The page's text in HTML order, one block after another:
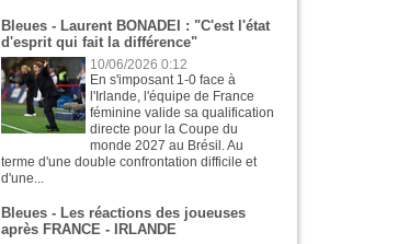
Bleues - Laurent BONADEI : "C'est l'état
d'esprit qui fait la différence"
10/06/2026 0:12
En s'imposant 1-0 face à
l'Irlande, l'équipe de France
féminine valide sa qualification
directe pour la Coupe du
monde 2027 au Brésil. Au
terme d'une double confrontation difficile et
d'une...
Bleues - Les réactions des joueuses
après FRANCE - IRLANDE